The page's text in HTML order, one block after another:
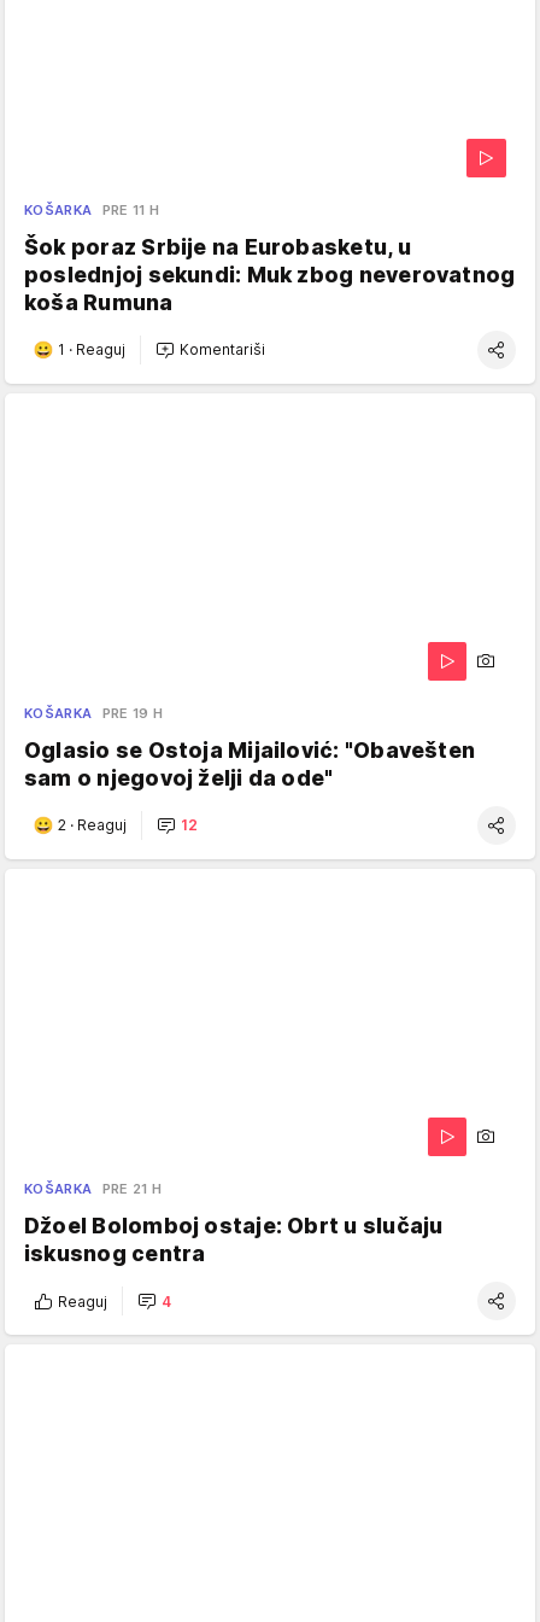
KOŠARKA PRE 11 H
Šok poraz Srbije na Eurobasketu, u
poslednjoj sekundi: Muk zbog neverovatnog
koša Rumuna
1 · Reaguj Komentariši
KOŠARKA PRE 19 H
Oglasio se Ostoja Mijailović: "Obavešten
sam o njegovoj želji da ode"
2 · Reaguj 12
KOŠARKA PRE 21 H
Džoel Bolomboj ostaje: Obrt u slučaju
iskusnog centra
Reaguj 4